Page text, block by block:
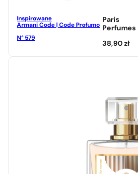
Inspirowane
Armani Code | Code Profumo
N° 579
Paris
Perfumes
38,90zł